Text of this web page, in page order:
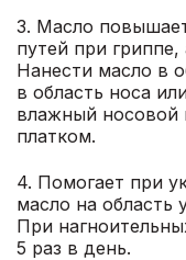
3. Масло
путей при гриппе,
Нанести масло в
в область носа
влажный носовой
платком.
4. Помогает при
масло на область
При
5 раз в день.